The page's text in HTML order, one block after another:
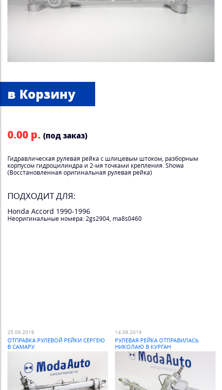
0.00 р. (под заказ)
Гидравлическая рулевая рейка с шлицевым штоком, разборным
корпусом гидроцилиндра и 2-мя точками крепления. Showa
(Восстановленная оригинальная рулевая рейка)
ПОДХОДИТ ДЛЯ:
Honda Accord 1990-1996
Неоригинальные номера: 2gs2904, ma8s0460
25.06.2019
ОТПРАВКА РУЛЕВОЙ РЕЙКИ СЕРГЕЮ
В САМАРУ
14.06.2019
РУЛЕВАЯ РЕЙКА ОТПРАВИЛАСЬ
НИКОЛАЮ В КУРГАН